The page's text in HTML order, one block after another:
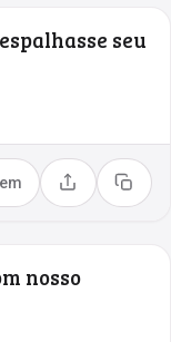
seu
Compartilhar
Copiar
nosso